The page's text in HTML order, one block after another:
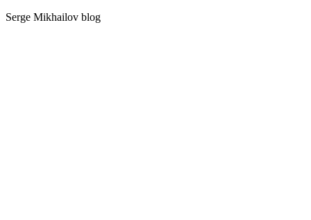
Serge Mikhailov blog